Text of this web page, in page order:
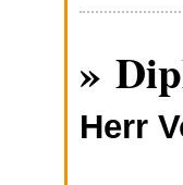
»
Herr